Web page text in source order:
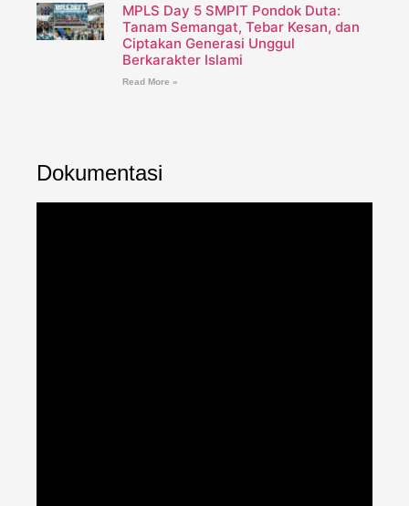
MPLS Day 5 SMPIT Pondok Duta:
Tanam Semangat, Tebar Kesan, dan
Ciptakan Generasi Unggul
Berkarakter Islami
Read More »
Dokumentasi